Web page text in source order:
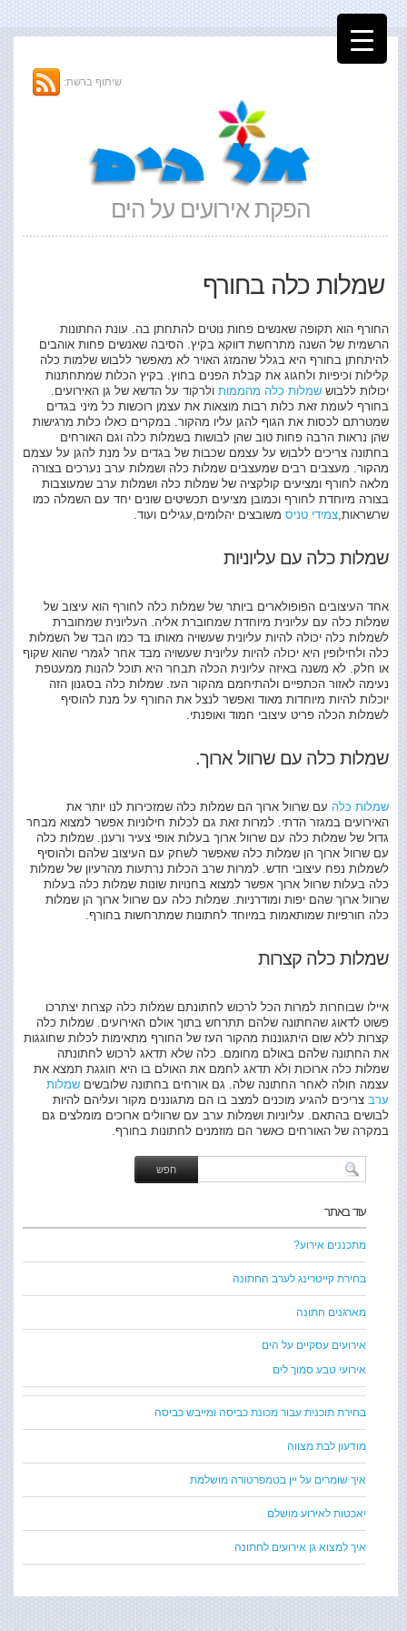
הפקת אירועים על הים
שיתוף ברשת:
שמלות כלה בחורף
החורף הוא תקופה שאנשים פחות נוטים להתחתן בה. עונת החתונות
הרשמית של השנה מתרחשת דווקא בקיץ. הסיבה שאנשים פחות אוהבים
להיתחתן בחורף היא בגלל שהמזג האויר לא מאפשר ללבוש שלמות כלה
קלילות וכיפיות ולחגוג את קבלת הפנים בחוץ. בקיץ הכלות שמתחתנות
יכולות ללבוש שמלות כלה מהממות ולרקוד על הדשא של גן האירועים.
בחורף לעומת זאת כלות רבות מוצאות את עצמן רוכשות כל מיני בגדים
שמטרתם לכסות את הגוף להגן עליו מהקור. במקרים כאלו כלות מרגישות
שהן נראות הרבה פחות טוב שהן לבושות בשמלות כלה וגם האורחים
בחתונה צריכים ללבוש על עצמם שכבות של בגדים על מנת להגן על עצמם
מהקור. מעצבים רבים שמעצבים שמלות כלה ושמלות ערב נערכים בצורה
מלאה לחורף ומציעים קולקציה של שמלות כלה ושמלות ערב שמעוצבות
בצורה מיוחדת לחורף וכמובן מציעים תכשיטים שונים יחד עם השמלה כמו
שרשראות, צמידי טניס משובצים יהלומים,עגילים ועוד.
שמלות כלה עם עליוניות
אחד העיצובים הפופולארים ביותר של שמלות כלה לחורף הוא עיצוב של
שמלות כלה עם עליונית מיוחדת שמחוברת אליה. העליונית שמחוברת
לשמלות כלה יכולה להיות עליונית שעשויה מאותו בד כמו הבד של השמלות
כלה ולחילופין היא יכולה להיות עליונית שעשויה מבד אחר לגמרי שהוא שקוף
או חלק. לא משנה באיזה עליונית הכלה תבחר היא תוכל להנות ממעטפת
נעימה לאזור הכתפיים ולהתיחמם מהקור העז. שמלות כלה בסגנון הזה
יוכלות להיות מיוחדות מאוד ואפשר לנצל את החורף על מנת להוסיף
לשמלות הכלה פריט עיצובי חמוד ואופנתי.
שמלות כלה עם שרוול ארוך.
שמלות כלה עם שרוול ארוך הם שמלות כלה שמזכירות לנו יותר את
האירועים במגזר הדתי. למרות זאת גם לכלות חילוניות אפשר למצוא מבחר
גדול של שמלות כלה עם שרוול ארוך בעלות אופי צעיר ורענן. שמלות כלה
עם שרוול ארוך הן שמלות כלה שאפשר לשחק עם העיצוב שלהם ולהוסיף
לשמלות נפח עיצובי חדש. למרות שרב הכלות נרתעות מהרעיון של שמלות
כלה בעלות שרוול ארוך אפשר למצוא בחנויות שונות שמלות כלה בעלות
שרוול ארוך שהם יפות ומודרניות. שמלות כלה עם שרוול ארוך הן שמלות
כלה חורפיות שמותאמות במיוחד לחתונות שמתרחשות בחורף.
שמלות כלה קצרות
איילו שבוחרות למרות הכל לרכוש לחתונתם שמלות כלה קצרות יצתרכו
פשוט לדאוג שהחתונה שלהם תתרחש בתוך אולם האירועים. שמלות כלה
קצרות ללא שום היתגוננות מהקור העז של החורף מתאימות לכלות שחוגגות
את החתונה שלהם באולם מחומם. כלה שלא תדאג לרכוש לחתונתה
שמלות כלה ארוכות ולא תדאג לחמם את האולם בו היא חוגגת תמצא את
עצמה חולה לאחר החתונה שלה. גם אורחים בחתונה שלובשים שמלות
ערב צריכים להגיע מוכנים למצב בו הם מתגוננים מקור ועליהם להיות
לבושים בהתאם. עליוניות ושמלות ערב עם שרוולים ארוכים מומלצים גם
במקרה של האורחים כאשר הם מוזמנים לחתונות בחורף.
עוד באתר
מתכננים אירוע?
בחירת קייטרינג לערב החתונה
מארגנים חתונה
אירועים עסקיים על הים
אירועי טבע סמוך לים
בחירת תוכנית עבור מכונת כביסה ומייבש כביסה
מודעון לבת מצווה
איך שומרים על יין בטמפרטורה מושלמת
יאכטות לאירוע מושלם
איך למצוא גן אירועים לחתונה